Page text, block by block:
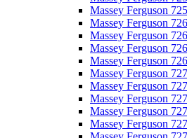
Massey Ferguson
Massey Ferguson
Massey Ferguson
Massey Ferguson
Massey Ferguson
Massey Ferguson
Massey Ferguson
Massey Ferguson
Massey Ferguson
Massey Ferguson